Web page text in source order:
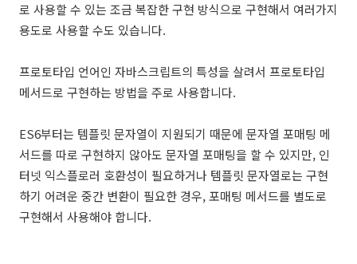
로 사용할 수 있는 조금 복잡한 구현 방식으로 구현해서 여러가지
용도로 사용할 수도 있습니다.
프로토타입 언어인 자바스크립트의 특성을 살려서 프로토타입
메서드로 구현하는 방법을 주로 사용합니다.
ES6부터는 템플릿 문자열이 지원되기 때문에 문자열 포매팅 메
서드를 따로 구현하지 않아도 문자열 포매팅을 할 수 있지만, 인
터넷 익스플로러 호환성이 필요하거나 템플릿 문자열로는 구현
하기 어려운 중간 변환이 필요한 경우, 포매팅 메서드를 별도로
구현해서 사용해야 합니다.